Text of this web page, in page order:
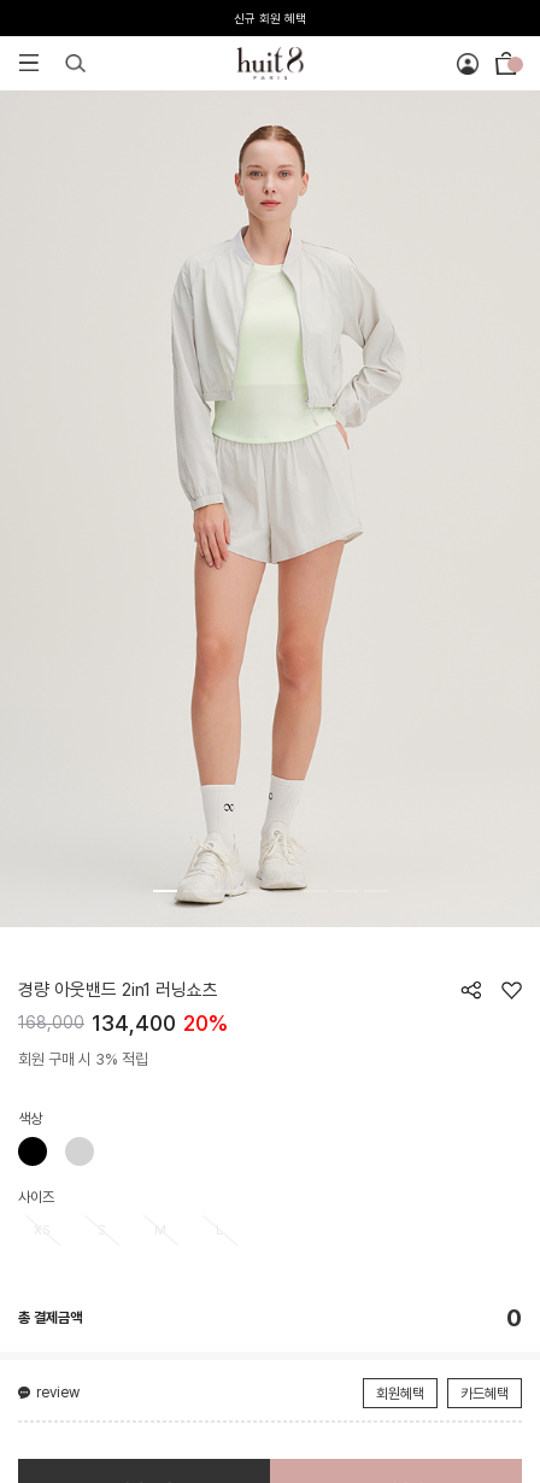
전 회원 무료배송 / 1회 사이즈 교환 무료
경량 아웃밴드 2in1 러닝쇼츠
168,000 134,400 20%
회원 구매 시 3% 적립
색상
사이즈
총 결제금액 0
review 회원혜택 카드혜택